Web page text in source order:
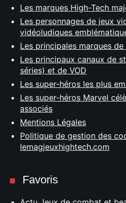
Les marques High-Tech
Les personnages de jeux
vidéoludiques
Les principales marques
Les principaux canaux de
séries) et de VOD
Les super-héros les plus
Les super-héros Marvel
associés
Mentions Légales
Politique de gestion des
lemagjeuxhightech.com
Favoris